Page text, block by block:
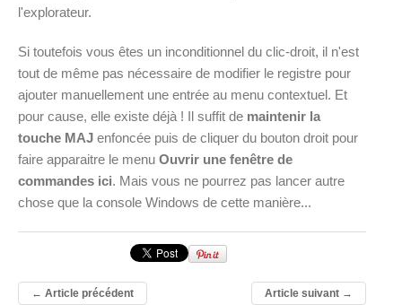
l'explorateur.
Si toutefois vous êtes un inconditionnel du clic-droit, il n'est
tout de même pas nécessaire de modifier le registre pour
ajouter manuellement une entrée au menu contextuel. Et
pour cause, elle existe déjà ! Il suffit de maintenir la
touche MAJ enfoncée puis de cliquer du bouton droit pour
faire apparaitre le menu Ouvrir une fenêtre de
commandes ici. Mais vous ne pourrez pas lancer autre
chose que la console Windows de cette manière...
← Article précédent Article suivant→